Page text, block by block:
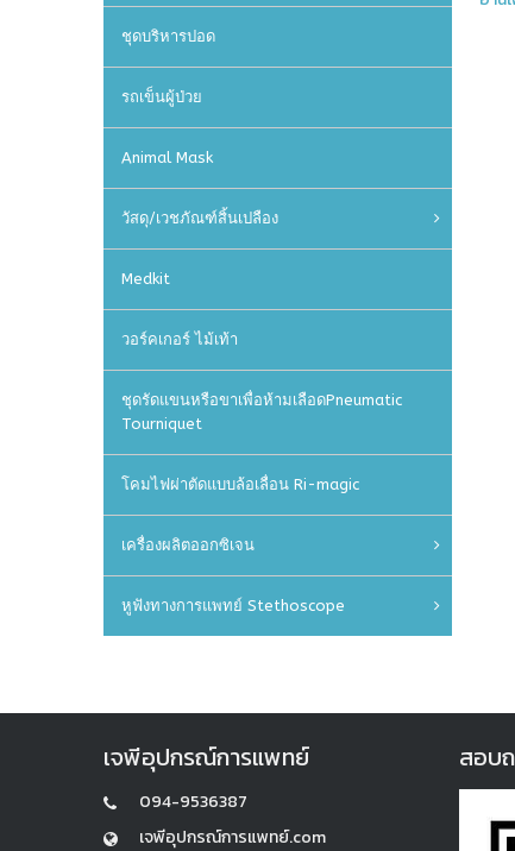
ชุดบริหารปอด
รถเข็นผู้ป่วย
Animal Mask
วัสดุ/เวชภัณฑ์สิ้นเปลือง
Medkit
วอร์คเกอร์ ไม้เท้า
ชุดรัดแขนหรือขาเพื่อห้ามเลือดPneumatic
Tourniquet
โคมไฟผ่าตัดแบบล้อเลื่อน Ri-magic
เครื่องผลิตออกซิเจน
หูฟังทางการแพทย์ Stethoscope
เจพีอุปกรณ์การแพทย์
094-9536387
เจพีอุปกรณ์การแพทย์.com
สอบ